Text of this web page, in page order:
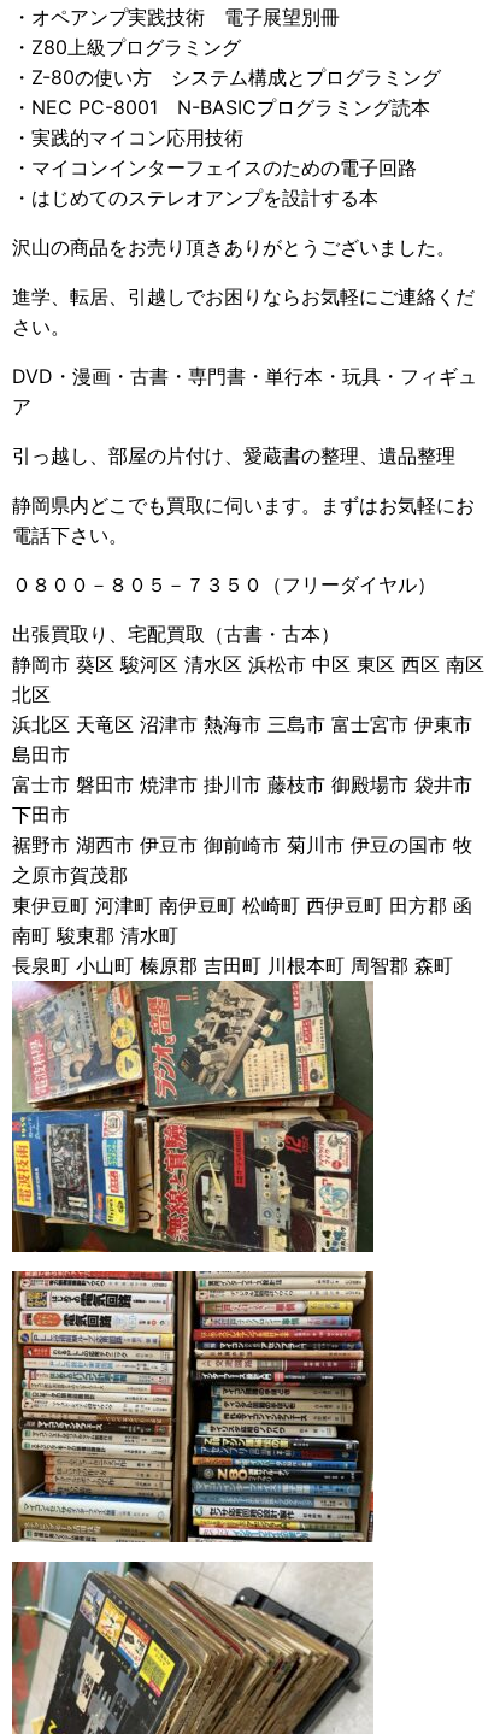
・オペアンプ実践技術 電子展望別冊
・Z80上級プログラミング
・Z-80の使い方 システム構成とプログラミング
・NEC PC-8001 N-BASICプログラミング読本
・実践的マイコン応用技術
・マイコンインターフェイスのための電子回路
・はじめてのステレオアンプを設計する本
沢山の商品をお売り頂きありがとうございました。
進学、転居、引越しでお困りならお気軽にご連絡くだ
さい。
DVD・漫画・古書・専門書・単行本・玩具・フィギュ
ア
引っ越し、部屋の片付け、愛蔵書の整理、遺品整理
静岡県内どこでも買取に伺います。まずはお気軽にお
電話下さい。
０８００－８０５－７３５０（フリーダイヤル）
出張買取り、宅配買取（古書・古本）
静岡市 葵区 駿河区 清水区 浜松市 中区 東区 西区 南区
北区
浜北区 天竜区 沼津市 熱海市 三島市 富士宮市 伊東市
島田市
富士市 磐田市 焼津市 掛川市 藤枝市 御殿場市 袋井市
下田市
裾野市 湖西市 伊豆市 御前崎市 菊川市 伊豆の国市 牧
之原市賀茂郡
東伊豆町 河津町 南伊豆町 松崎町 西伊豆町 田方郡 函
南町 駿東郡 清水町
長泉町 小山町 榛原郡 吉田町 川根本町 周智郡 森町